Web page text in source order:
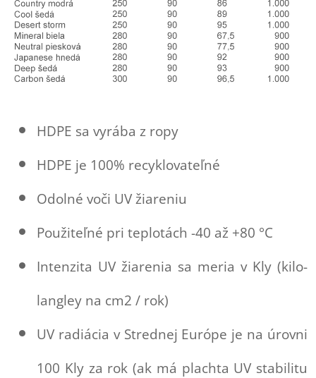
HDPE sa vyrába z ropy
HDPE je 100% recyklovateľné
Odolné voči UV žiareniu
Použiteľné pri teplotách -40 až +80 °C
Intenzita UV žiarenia sa meria v Kly (kilo-
langley na cm2 / rok)
UV radiácia v Strednej Európe je na úrovni
100 Kly za rok (ak má plachta UV stabilitu